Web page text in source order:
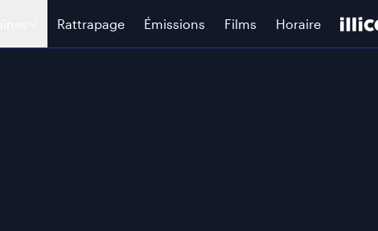
Rattrapage Émissions Films Horaire